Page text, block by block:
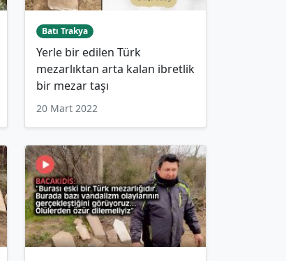
Batı Trakya
Yerle bir edilen Türk
mezarlıktan arta kalan ibretlik
bir mezar taşı
20 Mart 2022